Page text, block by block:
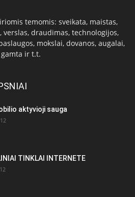
temomis: sveikata, maistas,
draudimas, technologijos,
mokslai, dovanos, augalai,
gamta ir t.t.
aktyvioji sauga
TINKLAI INTERNETE